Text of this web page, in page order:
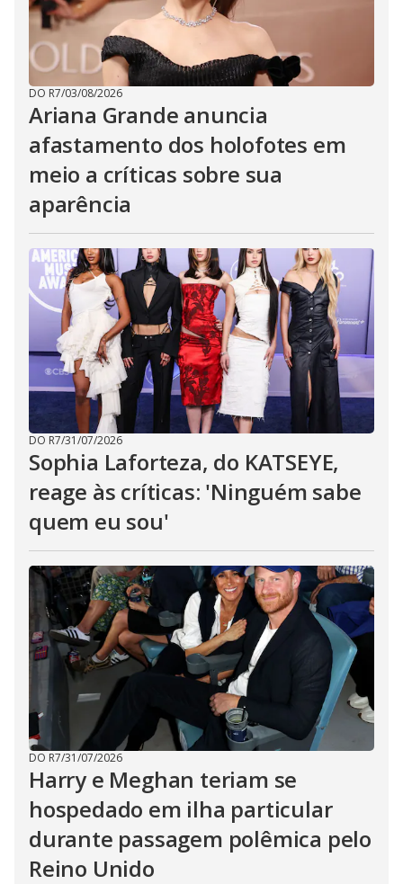
DO R7/03/08/2026
Ariana Grande anuncia
afastamento dos holofotes em
meio a críticas sobre sua
aparência
DO R7/31/07/2026
Sophia Laforteza, do KATSEYE,
reage às críticas: 'Ninguém sabe
quem eu sou'
DO R7/31/07/2026
Harry e Meghan teriam se
hospedado em ilha particular
durante passagem polêmica pelo
Reino Unido